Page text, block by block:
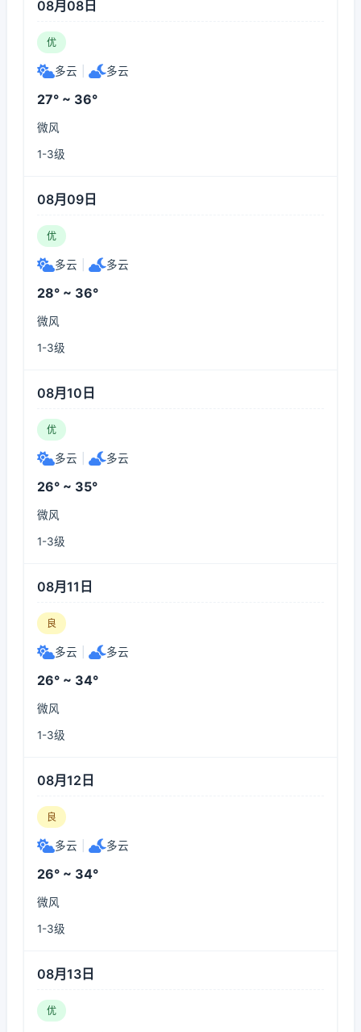
08月08日
优
多云 多云
27° ~ 36°
微风
1-3级
08月09日
优
多云 多云
28° ~ 36°
微风
1-3级
08月10日
优
多云 多云
26° ~ 35°
微风
1-3级
08月11日
良
多云 多云
26° ~ 34°
微风
1-3级
08月12日
良
多云 多云
26° ~ 34°
微风
1-3级
08月13日
优